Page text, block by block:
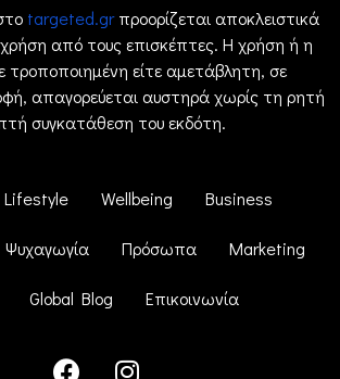
targeted.grπροορίζεται αποκλειστικά
από τους επισκέπτες. Η χρήση ή η
τροποποιημένη είτε αμετάβλητη, σε
απαγορεύεται αυστηρά χωρίς τη ρητή
συγκατάθεση του εκδότη.
Lifestyle Wellbeing Business
Ψυχαγωγία Πρόσωπα Marketing
Global Blog Επικοινωνία